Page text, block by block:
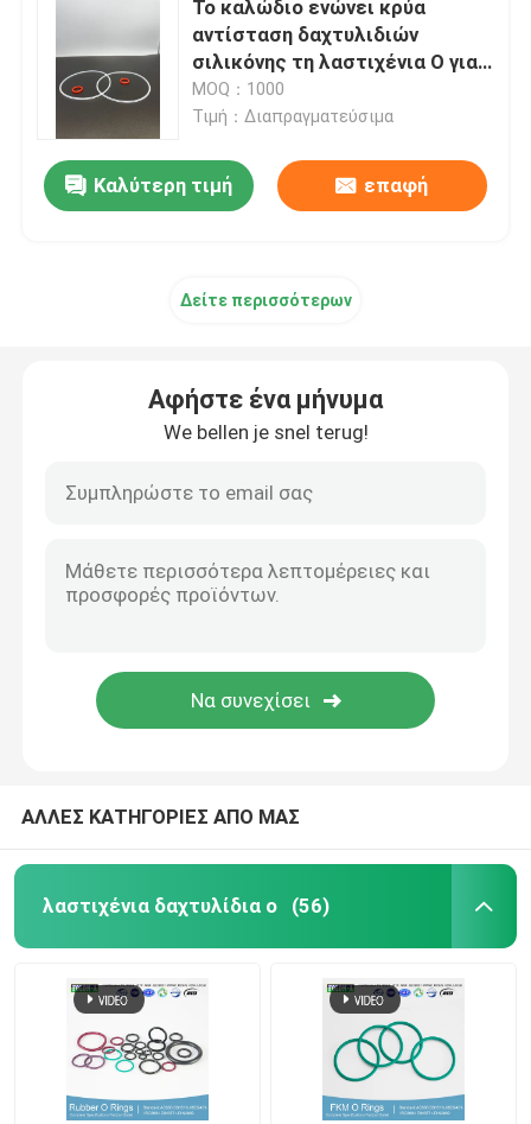
Ντυμένο PTFE δαχτυλίδι Ο
Ντυμένο τεφλόν δαχτυλίδι Ο
ΕΦΕΔΡΙΚΟ ΔΑΧΤΥΛΙΔΙ
εξάρτηση δαχτυλιδιών ο
Το καλώδιο ενώνει κρύα
αντίσταση δαχτυλιδιών
σιλικόνης τη λαστιχένια Ο για
τα τηλεφωνικά κουμπιά
κυττάρων
MOQ：1000
Τιμή：Διαπραγματεύσιμα
Καλύτερη τιμή επαφή
Δείτε περισσότερων
Αφήστε ένα μήνυμα
We bellen je snel terug!
ΑΛΛΕΣ ΚΑΤΗΓΟΡΙΕΣ ΑΠΟ ΜΑΣ
λαστιχένια δαχτυλίδια ο (56)